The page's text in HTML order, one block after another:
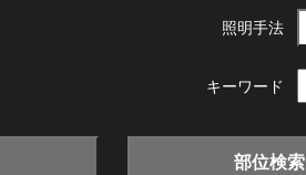
照明手法
キーワード
部位検索